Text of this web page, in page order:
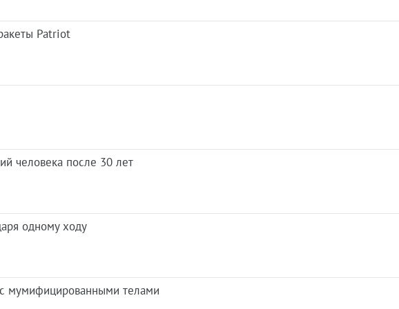
Patriot
человека после 30 лет
одному ходу
мумифицированными телами